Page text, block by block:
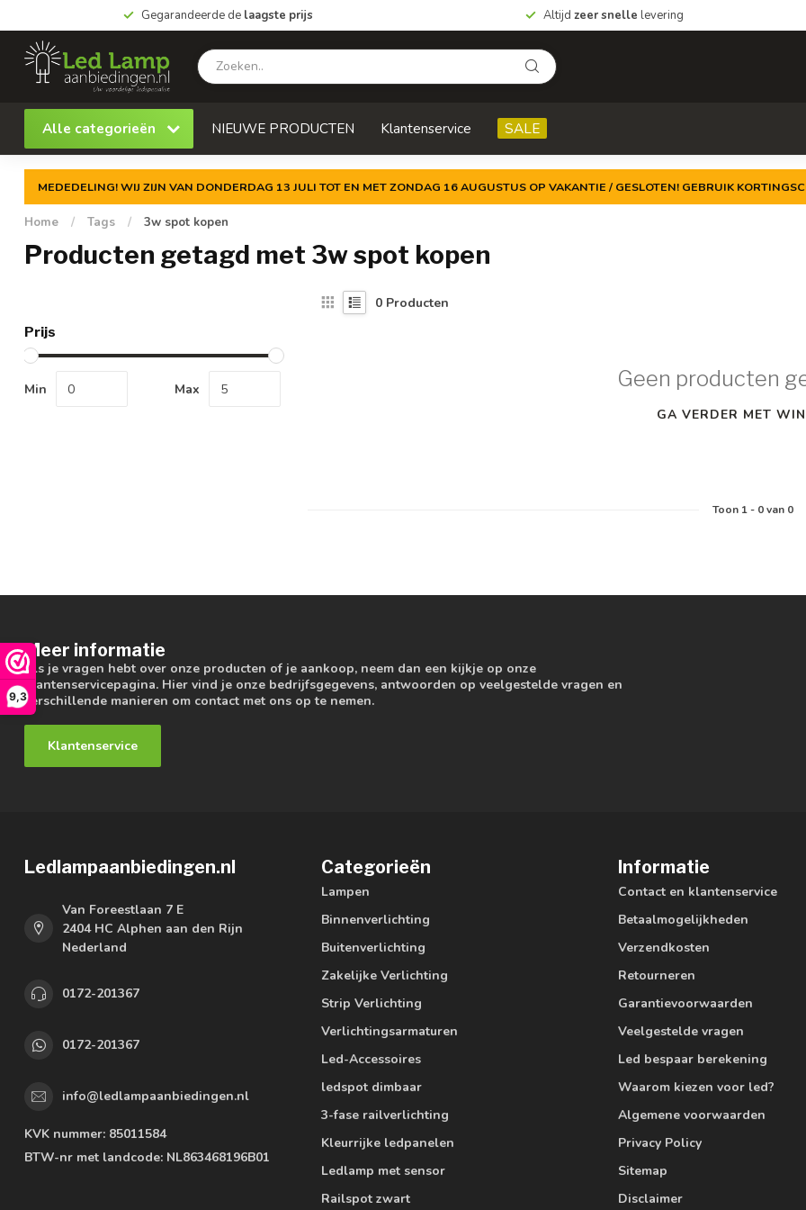
9,3
Gegarandeerde de laagste prijs Altijd zeer snelle levering
Alle categorieën NIEUWE PRODUCTEN Klantenservice SALE
MEDEDELING! WIJ ZIJN VAN DONDERDAG 13 JULI TOT EN MET ZONDAG 16 AUGUSTUS OP VAKANTIE / GESLOTEN! GEBRUIK
Home / Tags / 3w spot kopen
Producten getagd met 3w spot kopen
Prijs
Min Max
0 Producten
Geen producten
GA VERDER MET
Toon 1- 0van 0
Meer informatie
Als je vragen hebt over onze producten of je aankoop, neem dan een kijkje op onze
klantenservicepagina. Hier vind je onze bedrijfsgegevens, antwoorden op veelgestelde vragen en
verschillende manieren om contact met ons op te nemen.
Klantenservice
Ledlampaanbiedingen.nl
Van Foreestlaan 7 E
2404 HC Alphen aan den Rijn
Nederland
0172-201367
0172-201367
info@ledlampaanbiedingen.nl
KVK nummer: 85011584
BTW-nr met landcode: NL863468196B01
Categorieën
Lampen
Binnenverlichting
Buitenverlichting
Zakelijke Verlichting
Strip Verlichting
Verlichtingsarmaturen
Led-Accessoires
ledspot dimbaar
3-fase railverlichting
Kleurrijke ledpanelen
Ledlamp met sensor
Railspot zwart
Informatie
Contact en klantenservice
Betaalmogelijkheden
Verzendkosten
Retourneren
Garantievoorwaarden
Veelgestelde vragen
Led bespaar berekening
Waarom kiezen voor led?
Algemene voorwaarden
Privacy Policy
Sitemap
Disclaimer